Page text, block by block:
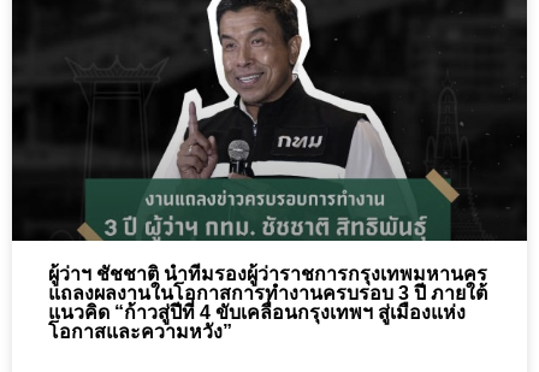
ผู้ว่าฯ ชัชชาติ นำทีมรองผู้ว่าราชการกรุงเทพมหานคร
แถลงผลงานในโอกาสการทำงานครบรอบ 3 ปี ภายใต้
แนวคิด “ก้าวสู่ปีที่ 4 ขับเคลื่อนกรุงเทพฯ สู่เมืองแห่ง
โอกาสและความหวัง”